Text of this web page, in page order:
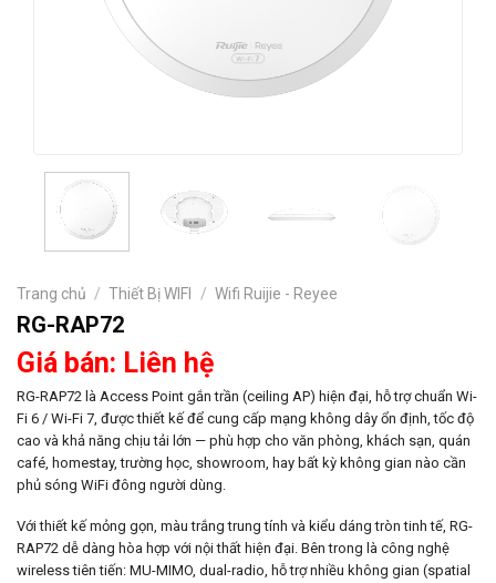
Trang chủ / Thiết Bị WIFI / Wifi Ruijie - Reyee
RG-RAP72
Giá bán: Liên hệ
RG-RAP72 là Access Point gắn trần (ceiling AP) hiện đại, hỗ trợ chuẩn Wi-
Fi 6 / Wi-Fi 7, được thiết kế để cung cấp mạng không dây ổn định, tốc độ
cao và khả năng chịu tải lớn — phù hợp cho văn phòng, khách sạn, quán
café, homestay, trường học, showroom, hay bất kỳ không gian nào cần
phủ sóng WiFi đông người dùng.
Với thiết kế mỏng gọn, màu trắng trung tính và kiểu dáng tròn tinh tế, RG-
RAP72 dễ dàng hòa hợp với nội thất hiện đại. Bên trong là công nghệ
wireless tiên tiến: MU-MIMO, dual-radio, hỗ trợ nhiều không gian (spatial